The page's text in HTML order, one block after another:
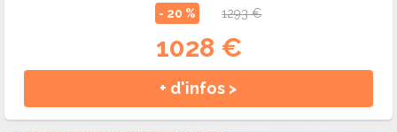
- 20 % 1293 €
1028 €
+ d'infos >